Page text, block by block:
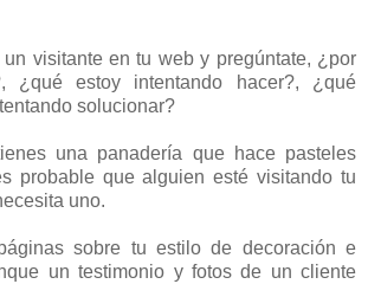
un visitante en tu web y pregúntate, ¿por
¿qué estoy intentando hacer?, ¿qué
solucionar?
una panadería que hace pasteles
probable que alguien esté visitando tu
uno.
sobre tu estilo de decoración e
un testimonio y fotos de un cliente